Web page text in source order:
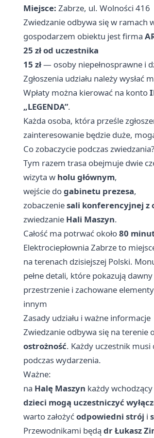
Miejsce: Zabrze, ul. Wolności 416
Zwiedzanie odbywa się w ramach
gospodarzem obiektu jest firma
25 zł od uczestnika
15 zł— osoby niepełnosprawne i
Zgłoszenia udziału należy wysłać
Wpłaty można kierować na konto
„LEGENDA”.
Każda osoba, która prześle
zainteresowanie będzie duże,
Co zobaczycie podczas zwiedzania?
Tym razem trasa obejmuje dwie
wizyta w holu głównym,
wejście dogabinetu prezesa,
zobaczeniesali konferencyjnej
zwiedzanie Hali Maszyn.
Całość ma potrwać około80
Elektrociepłownia Zabrze to
na terenach dzisiejszej Polski.
pełne detali, które pokazują
przestrzenie i zachowane
innym
Zasady udziału i ważne informacje
Zwiedzanie odbywa się na terenie
ostrożność. Każdy uczestnik
podczas wydarzenia.
Ważne:
na Halę Maszyn każdy
dzieci mogą uczestniczyć
warto założyćodpowiedni strój i
Przewodnikami będą dr Łukasz